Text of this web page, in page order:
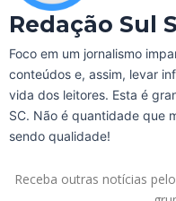
Redação Sul
Foco em um jornalismo
conteúdos e, assim, levar
vida dos leitores. Esta é
SC. Não é quantidade que
sendo qualidade!
Receba outras notícias